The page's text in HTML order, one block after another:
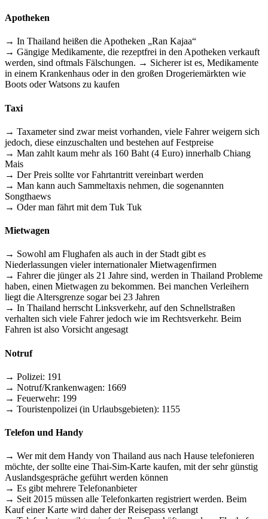
Apotheken
→ In Thailand heißen die Apotheken „Ran Kajaa“
→ Gängige Medikamente, die rezeptfrei in den Apotheken verkauft
werden, sind oftmals Fälschungen. → Sicherer ist es, Medikamente
in einem Krankenhaus oder in den großen Drogeriemärkten wie
Boots oder Watsons zu kaufen
Taxi
→ Taxameter sind zwar meist vorhanden, viele Fahrer weigern sich
jedoch, diese einzuschalten und bestehen auf Festpreise
→ Man zahlt kaum mehr als 160 Baht (4 Euro) innerhalb Chiang
Mais
→ Der Preis sollte vor Fahrtantritt vereinbart werden
→ Man kann auch Sammeltaxis nehmen, die sogenannten
Songthaews
→ Oder man fährt mit dem Tuk Tuk
Mietwagen
→ Sowohl am Flughafen als auch in der Stadt gibt es
Niederlassungen vieler internationaler Mietwagenfirmen
→ Fahrer die jünger als 21 Jahre sind, werden in Thailand Probleme
haben, einen Mietwagen zu bekommen. Bei manchen Verleihern
liegt die Altersgrenze sogar bei 23 Jahren
→ In Thailand herrscht Linksverkehr, auf den Schnellstraßen
verhalten sich viele Fahrer jedoch wie im Rechtsverkehr. Beim
Fahren ist also Vorsicht angesagt
Notruf
→ Polizei: 191
→ Notruf/Krankenwagen: 1669
→ Feuerwehr: 199
→ Touristenpolizei (in Urlaubsgebieten): 1155
Telefon und Handy
→ Wer mit dem Handy von Thailand aus nach Hause telefonieren
möchte, der sollte eine Thai-Sim-Karte kaufen, mit der sehr günstig
Auslandsgespräche geführt werden können
→ Es gibt mehrere Telefonanbieter
→ Seit 2015 müssen alle Telefonkarten registriert werden. Beim
Kauf einer Karte wird daher der Reisepass verlangt